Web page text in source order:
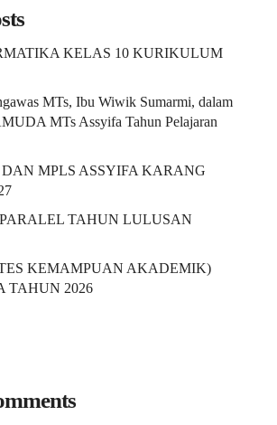
KELAS 10 KURIKULUM
MTs, Ibu Wiwik Sumarmi, dalam
MTs Assyifa Tahun Pelajaran
MPLS ASSYIFA KARANG
TAHUN LULUSAN
KEMAMPUAN AKADEMIK)
TAHUN 2026